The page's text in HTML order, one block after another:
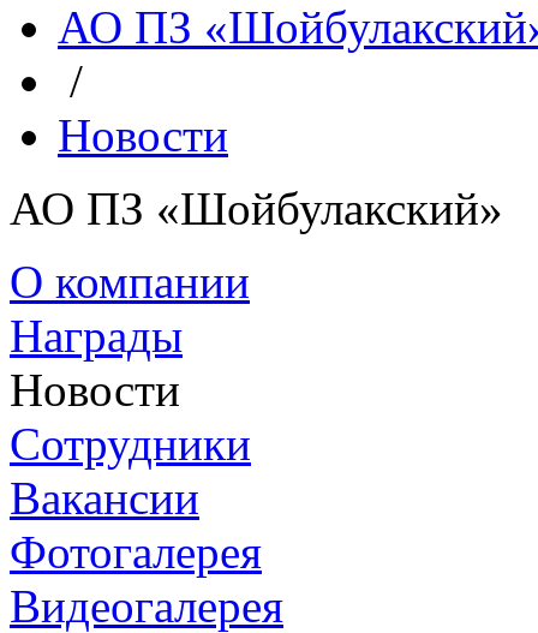
АО ПЗ
/
Новости
АО ПЗ «Шойбулакский»
О компании
Награды
Новости
Сотрудники
Вакансии
Фотогалерея
Видеогалерея